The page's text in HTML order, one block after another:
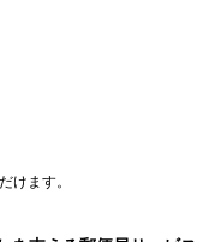
けます。